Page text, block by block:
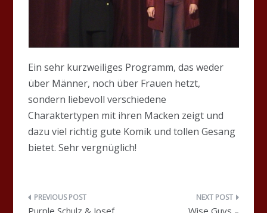
Ein sehr kurzweiliges Programm, das weder
über Männer, noch über Frauen hetzt,
sondern liebevoll verschiedene
Charaktertypen mit ihren Macken zeigt und
dazu viel richtig gute Komik und tollen Gesang
bietet. Sehr vergnüglich!
Beitragsnavigation
Purple Schulz & Josef Wise Guys –